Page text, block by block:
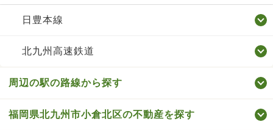
日豊本線
北九州高速鉄道
周辺の駅の路線から探す
福岡県北九州市小倉北区の不動産を探す